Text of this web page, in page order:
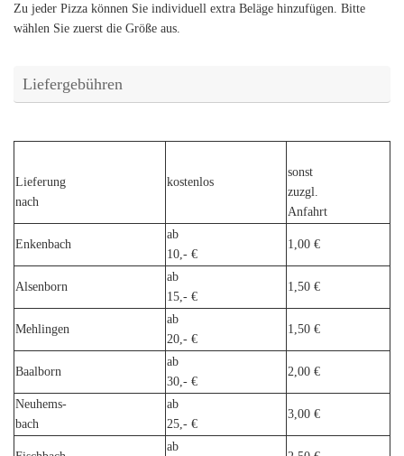
Zu jeder Pizza können Sie individuell extra Beläge hinzufügen. Bitte
wählen Sie zuerst die Größe aus.
Liefergebühren
Lieferung
nach
kostenlos
sonst
zuzgl.
Anfahrt
Enkenbach
ab
10,- €
1,00 €
Alsenborn
ab
15,- €
1,50 €
Mehlingen
ab
20,- €
1,50 €
Baalborn
ab
30,- €
2,00 €
Neuhems-
bach
ab
25,- €
3,00 €
ab